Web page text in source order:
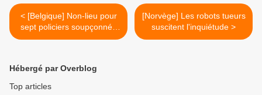
< [Belgique] Non-lieu pour
sept policiers soupçonnés
de violences ?
[Norvège] Les robots tueurs
suscitent l'inquiétude >
Hébergé par Overblog
Top articles